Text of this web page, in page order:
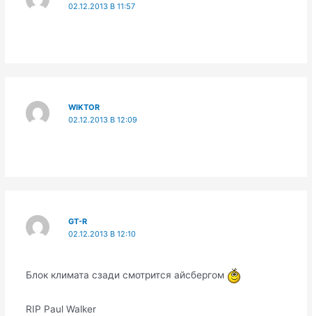
02.12.2013 В 11:57
WIKTOR
02.12.2013 В 12:09
GT-R
02.12.2013 В 12:10
Блок климата сзади смотрится айсбергом
RIP Paul Walker